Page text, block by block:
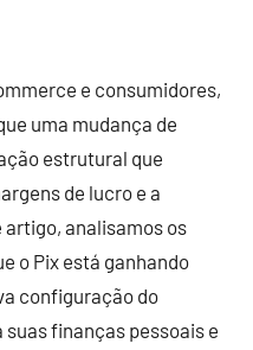
e consumidores,
uma mudança de
estrutural que
de lucro e a
analisamos os
o Pix está ganhando
configuração do
finanças pessoais e